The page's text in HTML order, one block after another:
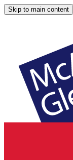
Skip to main content